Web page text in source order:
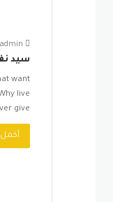
admin
سيد
want
live
give…
أكمل